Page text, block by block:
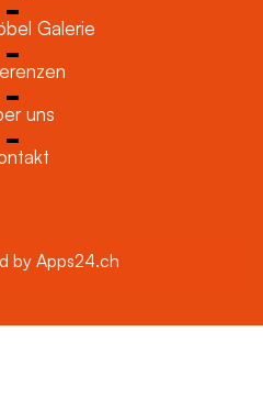
Galerie
uns
by Apps24.ch